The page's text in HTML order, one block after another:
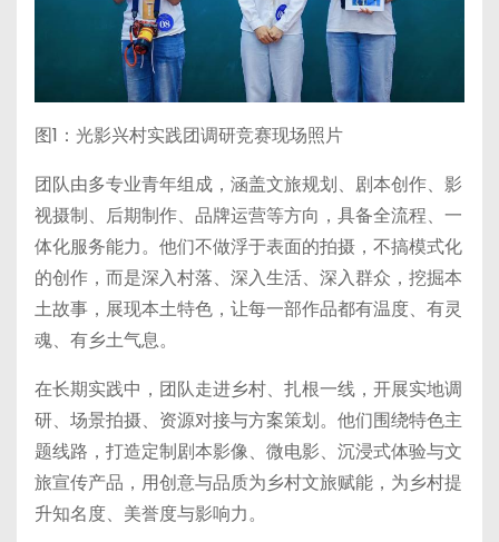
图1：光影兴村实践团调研竞赛现场照片
团队由多专业青年组成，涵盖文旅规划、剧本创作、影
视摄制、后期制作、品牌运营等方向，具备全流程、一
体化服务能力。他们不做浮于表面的拍摄，不搞模式化
的创作，而是深入村落、深入生活、深入群众，挖掘本
土故事，展现本土特色，让每一部作品都有温度、有灵
魂、有乡土气息。
在长期实践中，团队走进乡村、扎根一线，开展实地调
研、场景拍摄、资源对接与方案策划。他们围绕特色主
题线路，打造定制剧本影像、微电影、沉浸式体验与文
旅宣传产品，用创意与品质为乡村文旅赋能，为乡村提
升知名度、美誉度与影响力。